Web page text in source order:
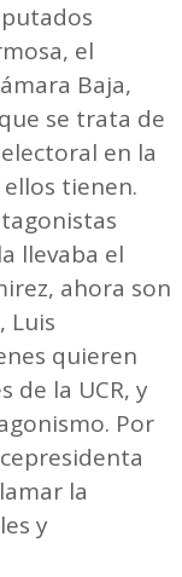
el
Baja,
se trata de
en la
tienen.
llevaba el
ahora son
Luis
quieren
de la UCR, y
Por
la
y